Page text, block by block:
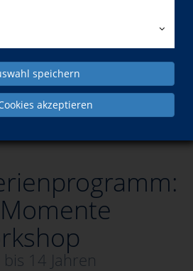
speichern
akzeptieren
besuchte Kurse
14 Jahren